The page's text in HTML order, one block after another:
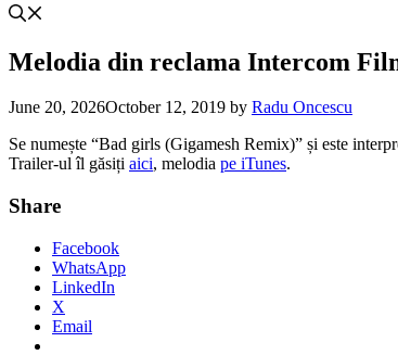
Melodia din reclama Intercom
June 20, 2026October 12, 2019 by Radu Oncescu
Se numește “Bad girls (Gigamesh Remix)” și este
Trailer-ul îl găsiți aici, melodia pe iTunes.
Share
Facebook
WhatsApp
LinkedIn
X
Email